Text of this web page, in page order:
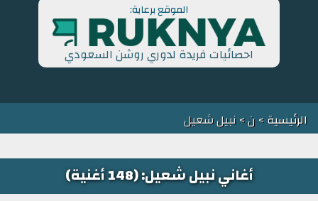
الموقع برعاية:
احصائيات فريدة لدوري روشن السعودي
الرئيسية> ن> نبيل شعيل
أغاني نبيل شعيل: (148 أغنية)